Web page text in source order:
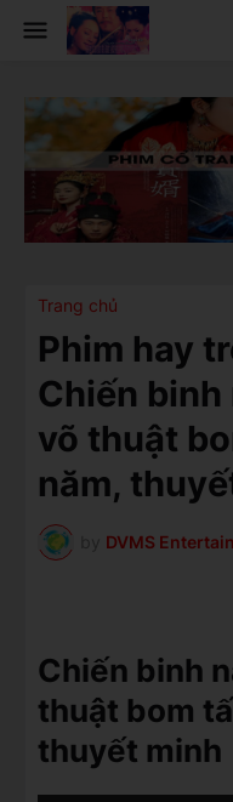
Trang chủ
Phim hay
Chiến binh
võ thuật
năm,
DVMS
Chiến binh
thuật bom
thuyết minh